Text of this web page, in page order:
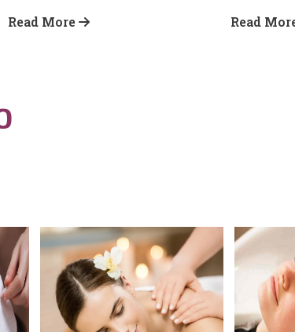
Read More Read